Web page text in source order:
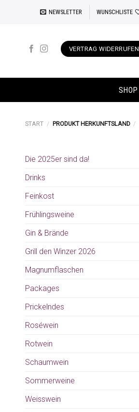
NEWSLETTER WUNSCHLISTE
VERTRAG WIDERRUFEN
SHOP
START / PRODUKT HERKUNFTSLAND /
Die 2025er sind da!
Drinks
Feinkost
Frühlingsweine
Gin & Brände
Grill den Winzer 2026
Magnumflaschen
Packages
Prickelndes
Roséwein
Rotwein
Schaumwein
Sommerweine
Weisswein